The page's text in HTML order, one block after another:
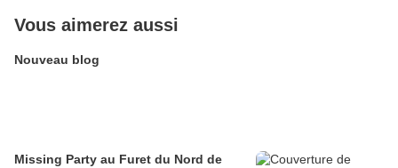
Vous aimerez aussi
Nouveau blog
Missing Party au Furet du Nord de